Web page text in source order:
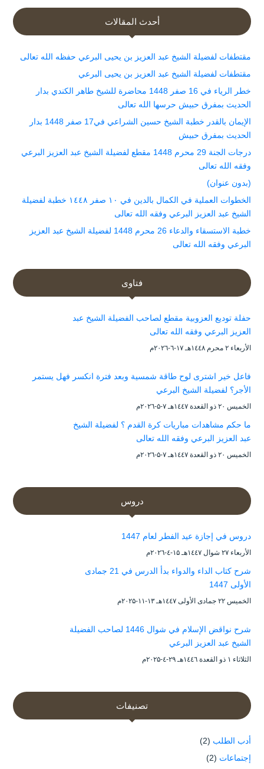
أحدث المقالات
مقتطفات لفضيلة الشيخ عبد العزيز بن يحيى البرعي حفظه الله تعالى
مقتطفات لفضيلة الشيخ عبد العزيز بن يحيى البرعي
خطر الرياء في 16 صفر 1448 محاضرة للشيخ طاهر الكندي بدار
الحديث بمفرق حبيش حرسها الله تعالى
الإيمان بالقدر خطبة الشيخ حسين الشراعي في17 صفر 1448 بدار
الحديث بمفرق حبيش
درجات الجنة 29 محرم 1448 مقطع لفضيلة الشيخ عبد العزيز البرعي
وفقه الله تعالى
(بدون عنوان)
الخطوات العملية في الكمال بالدين في ١٠ صفر ١٤٤٨ خطبة لفضيلة
الشيخ عبد العزيز البرعي وفقه الله تعالى
خطبة الاستسقاء والدعاء 26 محرم 1448 لفضيلة الشيخ عبد العزيز
البرعي وفقه الله تعالى
فتاوى
حفلة توديع العزوبية مقطع لصاحب الفضيلة الشيخ عبد
العزيز البرعي وفقه الله تعالى
الأربعاء ۲ محرم ۱٤٤۸هـ ۱۷-٦-۲۰۲٦م
فاعل خير اشترى لوح طاقة شمسية وبعد فترة انكسر فهل يستمر
الأجر؟ لفضيلة الشيخ البرعي
الخميس ۲۰ ذو القعدة ۱٤٤۷هـ ۷-۵-۲۰۲٦م
ما حكم مشاهدات مباريات كرة القدم ؟ لفضيلة الشيخ
عبد العزيز البرعي وفقه الله تعالى
الخميس ۲۰ ذو القعدة ۱٤٤۷هـ ۷-۵-۲۰۲٦م
دروس
دروس في إجازة عيد الفطر لعام 1447
الأربعاء ۲۷ شوال ۱٤٤۷هـ ۱۵-٤-۲۰۲٦م
شرح كتاب الداء والدواء بدأ الدرس في 21 جمادى
الأولى 1447
الخميس ۲۲ جمادى الأولى ۱٤٤۷هـ ۱۳-۱۱-۲۰۲۵م
شرح نواقض الإسلام في شوال 1446 لصاحب الفضيلة
الشيخ عبد العزيز البرعي
الثلاثاء ۱ ذو القعدة ۱٤٤٦هـ ۲۹-٤-۲۰۲۵م
تصنيفات
أدب الطلب (2)
إجتماعات (2)